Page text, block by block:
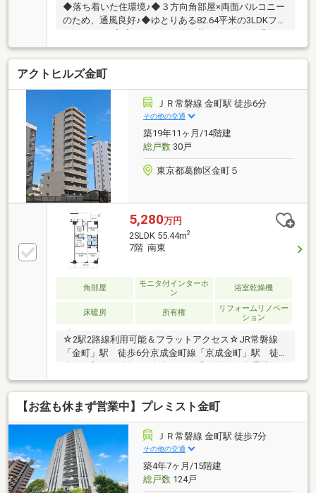
◆落ち着いた住環境♪◆３方向角部屋×両面バルコニー
のため、通風良好♪◆ゆとりある82.64平米の3LDKファ
り）♪【株式会社リビングライフ】創業35年の信頼で
未公開情報多数のリビングライフがご紹介します。宅
建士×FP×住宅ローンアドバイザーの資格を併せ持つ
『ライフ・エキスパート・プランナー』がお客様の老
後も見据えたライフプランを無料作成。お気軽にご相
談下さい！☆物件のお問合せは〈0120-502-278〉☆
アクトヒルズ金町
ＪＲ常磐線 金町駅 徒歩6分
その他の交通
築19年11ヶ月/14階建
総戸数30戸
東京都葛飾区金町５
5,280万円
2SLDK 55.44m2
7階 南東
角部屋
モニタ付インターホ
ン
浴室乾燥機
床暖房 所有権
リフォームリノベー
ション
☆2駅2路線利用可能＆フラットアクセス☆JR常磐線
「金町」駅 徒歩6分京成金町線「京成金町」駅 徒
大手町駅まで約26分 表参道駅まで約40分京成金町線
からは成田空港方面へのアクセスも良好◎駅前には24
時間営業の「グルメシティ」、物件近くには深夜まで
営業の「マルエツ」や「まいばすけっと」があり毎日
のお買い物に便利☆彡▼リフォーム歴あり▼（2020年
11月実施済）設備交換：浴室・トイレ▽物件の
POINT▽・全居室収納有・24時間ゴミ出し可・エレベ
ーター有・宅配ロッカー有・床暖房有・浴室乾燥機
有・温水洗浄便座有
【お盆も休まず営業中】プレミスト金町
ＪＲ常磐線 金町駅 徒歩7分
その他の交通
築4年7ヶ月/15階建
総戸数124戸